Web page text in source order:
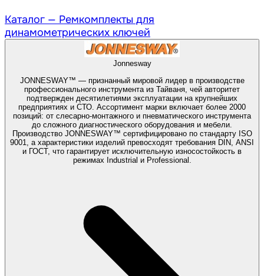
Каталог — Ремкомплекты для
динамометрических ключей
Jonnesway
JONNESWAY™ — признанный мировой лидер в производстве
профессионального инструмента из Тайваня, чей авторитет
подтвержден десятилетиями эксплуатации на крупнейших
предприятиях и СТО. Ассортимент марки включает более 2000
позиций: от слесарно-монтажного и пневматического инструмента
до сложного диагностического оборудования и мебели.
Производство JONNESWAY™ сертифицировано по стандарту ISO
9001, а характеристики изделий превосходят требования DIN, ANSI
и ГОСТ, что гарантирует исключительную износостойкость в
режимах Industrial и Professional.